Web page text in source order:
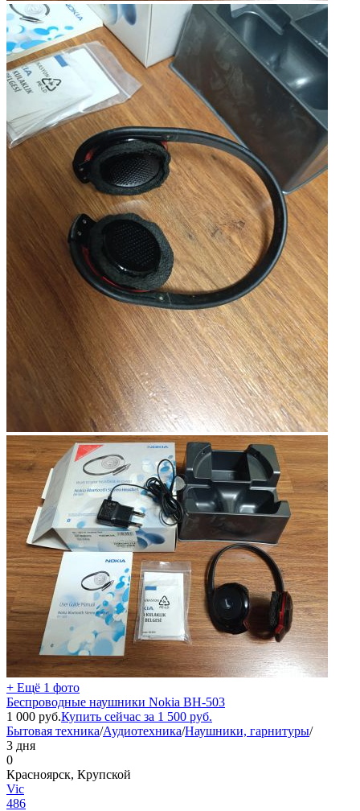
+ Ещё 1 фото
Беспроводные наушники Nokia BH-503
1 000 руб.Купить сейчас за 1 500 руб.
Бытовая техника/Аудиотехника/Наушники, гарнитуры/
3 дня
0
Красноярск, Крупской
Vic
486